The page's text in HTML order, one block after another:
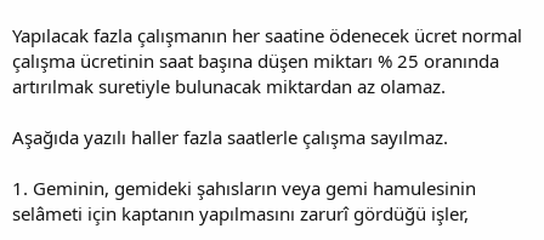
Yapılacak fazla çalışmanın her saatine ödenecek ücret normal
çalışma ücretinin saat başına düşen miktarı % 25 oranında
artırılmak suretiyle bulunacak miktardan az olamaz.
Aşağıda yazılı haller fazla saatlerle çalışma sayılmaz.
1. Geminin, gemideki şahısların veya gemi hamulesinin
selâmeti için kaptanın yapılmasını zarurî gördüğü işler,